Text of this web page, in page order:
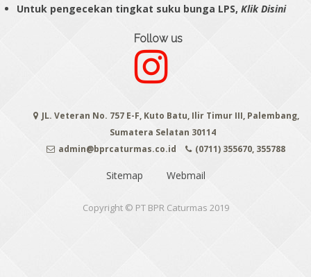
Untuk pengecekan tingkat suku bunga LPS,Klik Disini
Follow us
JL. Veteran No. 757 E-F, Kuto Batu, Ilir Timur III, Palembang,
Sumatera Selatan 30114
admin@bprcaturmas.co.id
(0711) 355670, 355788
Sitemap Webmail
Copyright © PT BPR Caturmas 2019